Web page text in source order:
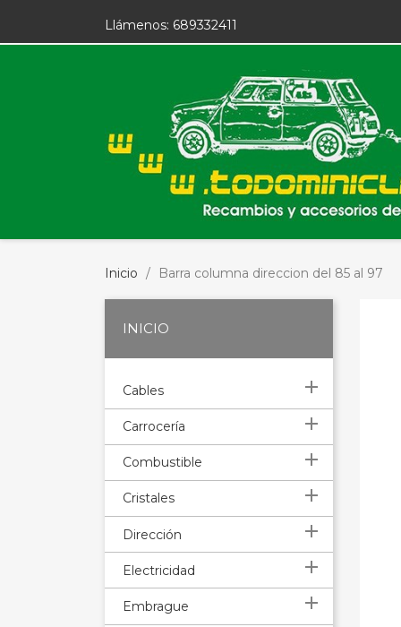
Llámenos: 689332411
Inicio Barra columna direccion del 85 al 97
INICIO
Cables 
Carrocería 
Combustible 
Cristales 
Dirección 
Electricidad 
Embrague 